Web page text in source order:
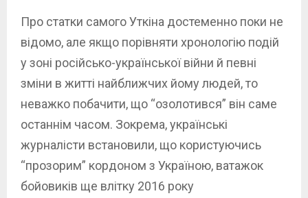
Про статки самого Уткіна достеменно поки не
відомо, але якщо порівняти хронологію подій
у зоні російсько-української війни й певні
зміни в житті найближчих йому людей, то
неважко побачити, що “озолотився” він саме
останнім часом. Зокрема, українські
журналісти встановили, що користуючись
“прозорим” кордоном з Україною, ватажок
бойовиків ще влітку 2016 року